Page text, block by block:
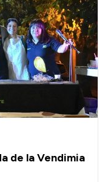
de la Vendimia